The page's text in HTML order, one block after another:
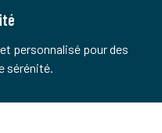
personnalisé pour des
sérénité.